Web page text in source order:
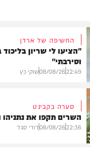
החשיפה של ארדן
"הציעו לי שריון
וסירבתי"
22:49
08/08/26שוקי כץ
סערה בקבינט
השרים תקפו את נתניהו
22:36
08/08/26דודי סגל